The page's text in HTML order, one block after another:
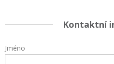
Kontaktní
Jméno